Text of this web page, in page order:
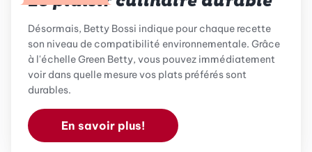
Désormais, Betty Bossi indique pour chaque recette
son niveau de compatibilité environnementale. Grâce
à l'échelle Green Betty, vous pouvez immédiatement
voir dans quelle mesure vos plats préférés sont
durables.
En savoir plus!